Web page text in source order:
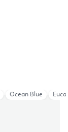
Ocean Blue